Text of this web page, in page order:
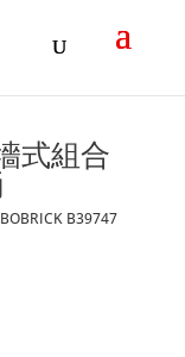
式組合
B39747